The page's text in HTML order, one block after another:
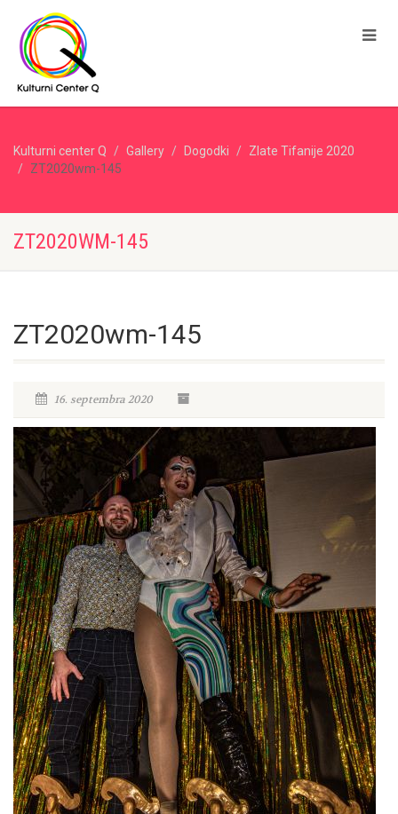
Kulturni center Q Gallery Dogodki
Zlate Tifanije 2020
ZT2020wm-145
ZT2020WM-145
ZT2020wm-145
16. septembra 2020